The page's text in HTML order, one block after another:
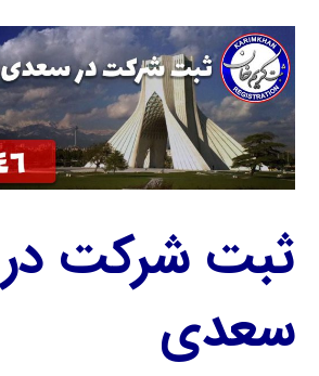
ثبت شرکت در
سعدی